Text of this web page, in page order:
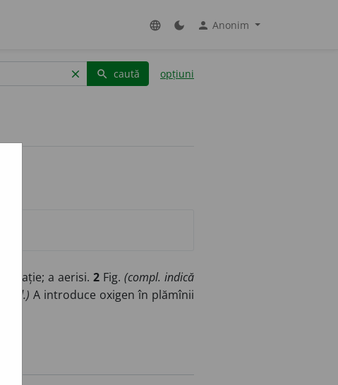
language dark_mode person Anonim
clear search caută opțiuni
a aerisi. 2 Fig. (compl. indică
(med.) A introduce oxigen în plămînii